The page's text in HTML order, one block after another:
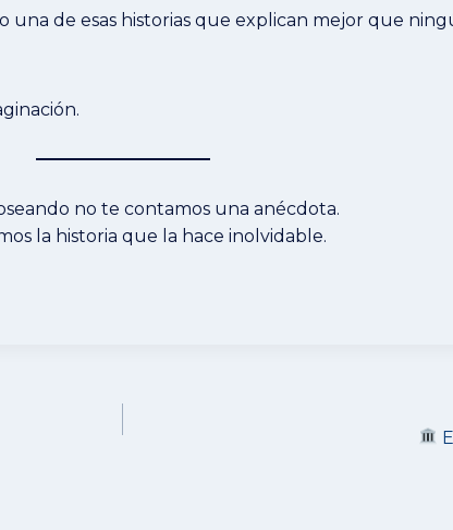
una de esas historias que explican mejor que
no te contamos una anécdota.
la historia que la hace inolvidable.